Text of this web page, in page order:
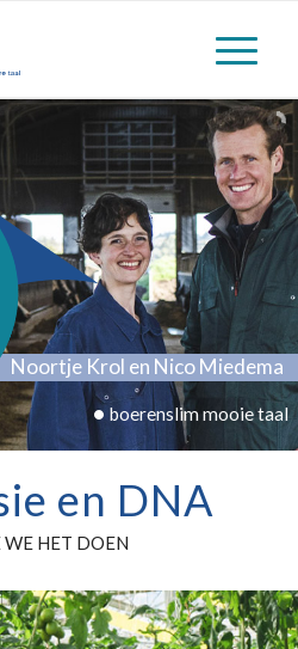
Noortje Krol en Nico Miedema
boerenslim mooie taal
•
en DNA
HET DOEN